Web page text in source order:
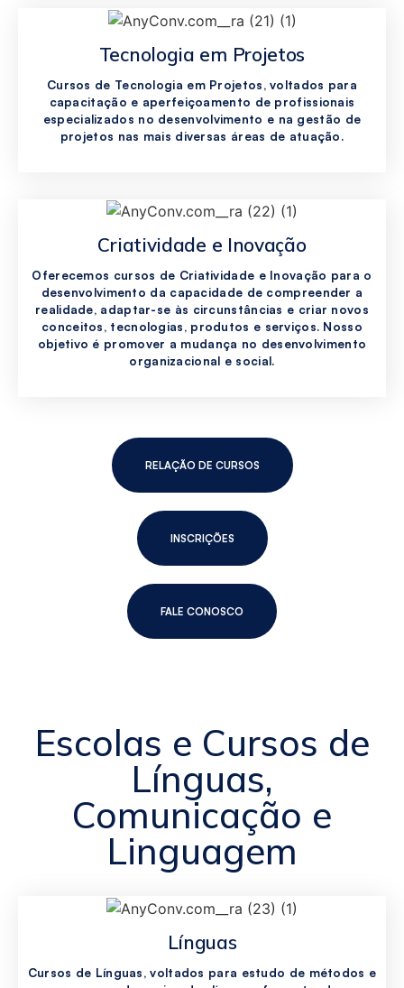
Tecnologia em Projetos
Cursos de Tecnologia em Projetos, voltados para
capacitação e aperfeiçoamento de profissionais
especializados no desenvolvimento e na gestão de
projetos nas mais diversas áreas de atuação.
Criatividade e Inovação
Oferecemos cursos de Criatividade e Inovação para o
desenvolvimento da capacidade de compreender a
realidade, adaptar-se às circunstâncias e criar novos
conceitos, tecnologias, produtos e serviços. Nosso
objetivo é promover a mudança no desenvolvimento
organizacional e social.
RELAÇÃO DE CURSOS
INSCRIÇÕES
FALE CONOSCO
Escolas e Cursos de
Línguas,
Comunicação e
Linguagem
Línguas
Cursos de Línguas, voltados para estudo de métodos e